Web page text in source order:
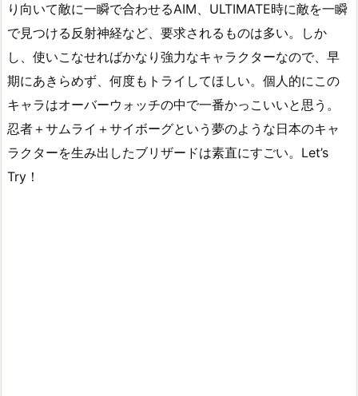
り向いて敵に一瞬で合わせるAIM、ULTIMATE時に敵を一瞬
で見つける反射神経など、要求されるものは多い。しか
し、使いこなせればかなり強力なキャラクターなので、早
期にあきらめず、何度もトライしてほしい。個人的にこの
キャラはオーバーウォッチの中で一番かっこいいと思う。
忍者＋サムライ＋サイボーグという夢のような日本のキャ
ラクターを生み出したブリザードは素直にすごい。Let’s
Try！